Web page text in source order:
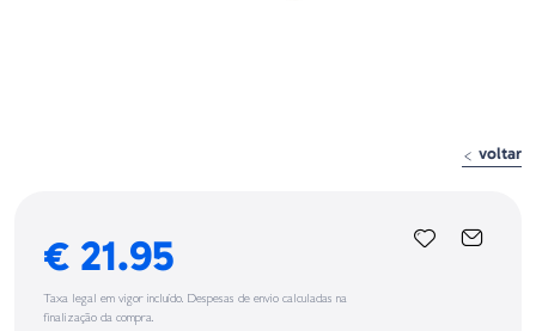
voltar
€ 21.95
Taxa legal em vigor incluído. Despesas de envio calculadas na
finalização da compra.